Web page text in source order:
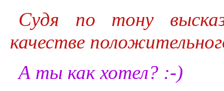
Судя по тону
качестве
А ты как хотел? :-)